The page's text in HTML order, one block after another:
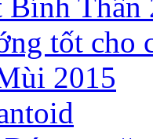
tốt cho
2015